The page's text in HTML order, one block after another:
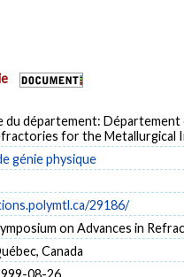
du département: Département
for the
génie physique
29186/
on Advances in
Canada